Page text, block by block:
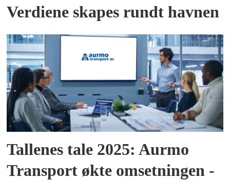
Verdiene skapes rundt havnen
Tallenes tale 2025: Aurmo
Transport økte omsetningen -